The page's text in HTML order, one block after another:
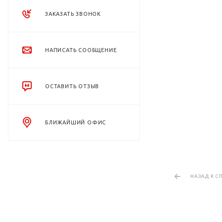
ЗАКАЗАТЬ ЗВОНОК
НАПИСАТЬ СООБЩЕНИЕ
ОСТАВИТЬ ОТЗЫВ
БЛИЖАЙШИЙ ОФИС
НАЗАД К